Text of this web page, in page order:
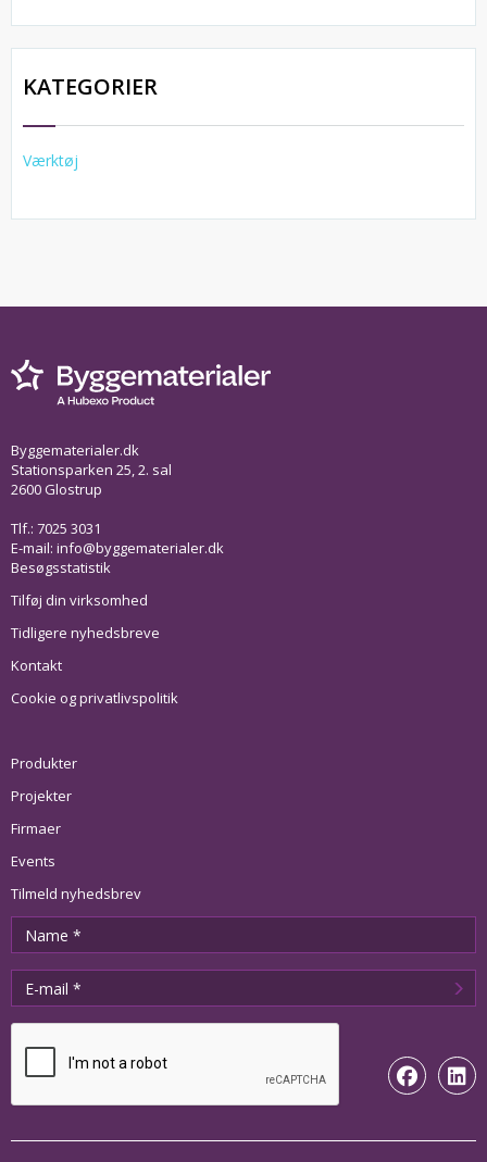
KATEGORIER
Værktøj
Byggematerialer.dk
Stationsparken 25, 2. sal
2600 Glostrup
Tlf.: 7025 3031
E-mail: info@byggematerialer.dk
Besøgsstatistik
Tilføj din virksomhed
Tidligere nyhedsbreve
Kontakt
Cookie og privatlivspolitik
Produkter
Projekter
Firmaer
Events
Tilmeld nyhedsbrev